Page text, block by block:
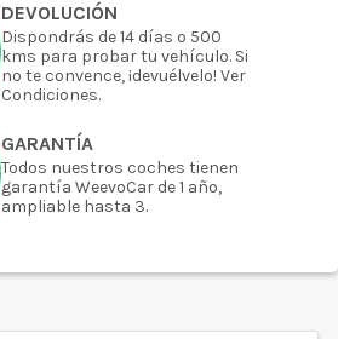
DEVOLUCIÓN
Dispondrás de 14 días o 500
kms para probar tu vehículo. Si
no te convence, ¡devuélvelo! Ver
Condiciones.
GARANTÍA
Todos nuestros coches tienen
garantía WeevoCar de 1 año,
ampliable hasta 3.